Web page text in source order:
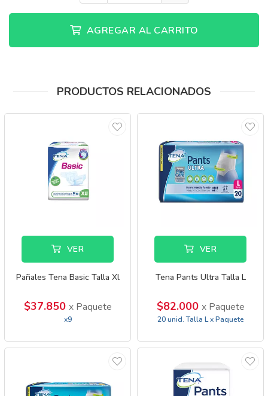
AGREGAR AL CARRITO
PRODUCTOS RELACIONADOS
VER
Pañales Tena Basic Talla Xl
$37.850 x Paquete
x9
VER
Tena Pants Ultra Talla L
$82.000 x Paquete
20 unid. Talla L x Paquete